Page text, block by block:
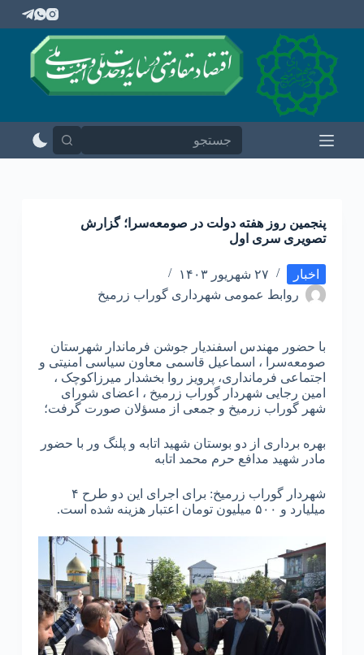
ر
ت
پنجمین روز هفته دولت در صومعه‌سرا؛ گزارش
تصویری سری اول
اخبار
۲۷ شهریور ۱۴۰۳
روابط عمومی شهرداری گوراب زرمیخ
با حضور مهندس اسفندیار جوشن فرماندار شهرستان
صومعه‌سرا ، اسماعیل قاسمی معاون سیاسی امنیتی و
اجتماعی فرمانداری، پرویز روا بخشدار میرزاکوچک ،
امین رجایی شهردار گوراب زرمیخ ، اعضای شورای
شهر گوراب زرمیخ و جمعی از مسؤلان صورت گرفت؛
بهره برداری از دو بوستان شهید اتابه و پلنگ ور با حضور
مادر شهید مدافع حرم محمد اتابه
شهردار گوراب زرمیخ: برای اجرای این دو طرح ۴
میلیارد و ۵۰۰ میلیون تومان اعتبار هزینه شده است.